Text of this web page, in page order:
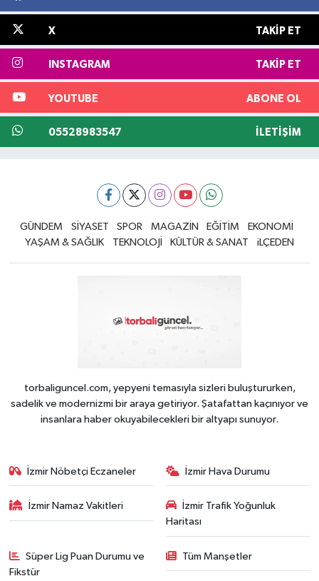
X TAKIP ET
INSTAGRAM TAKIP ET
YOUTUBE ABONE OL
05528983547 İLETIŞIM
GÜNDEM SİYASET SPOR MAGAZİN EĞİTİM
EKONOMİ
YAŞAM & SAĞLIK
TEKNOLOJİ KÜLTÜR & SANAT iLÇEDEN
torbaliguncel.com, yepyeni temasıyla sizleri buluştururken,
sadelik ve modernizmi bir araya getiriyor. Şatafattan kaçınıyor ve
insanlara haber okuyabilecekleri bir altyapı sunuyor.
İzmir Nöbetçi Eczaneler İzmir Hava Durumu
İzmir Namaz Vakitleri
İzmir Trafik Yoğunluk
Haritası
Süper Lig Puan Durumu ve
Fikstür
Tüm Manşetler